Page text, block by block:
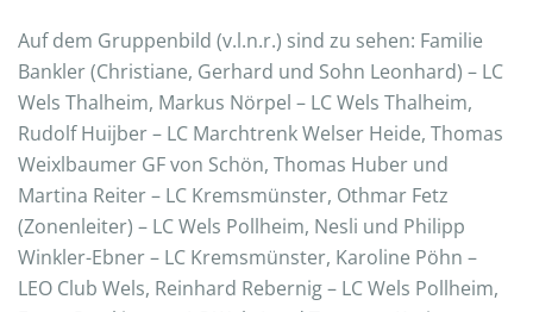
Auf dem Gruppenbild (v.l.n.r.) sind zu sehen: Familie
Bankler (Christiane, Gerhard und Sohn Leonhard) – LC
Wels Thalheim, Markus Nörpel – LC Wels Thalheim,
Rudolf Huijber – LC Marchtrenk Welser Heide, Thomas
Weixlbaumer GF von Schön, Thomas Huber und
Martina Reiter – LC Kremsmünster, Othmar Fetz
(Zonenleiter) – LC Wels Pollheim, Nesli und Philipp
Winkler-Ebner – LC Kremsmünster, Karoline Pöhn –
LEO Club Wels, Reinhard Rebernig – LC Wels Pollheim,